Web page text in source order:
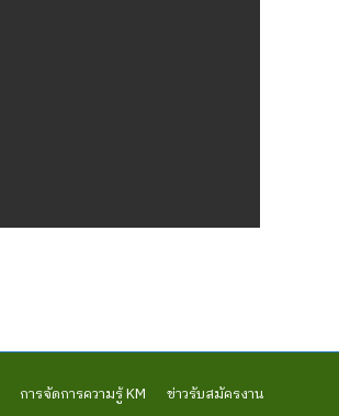
การจัดการความรู้ KM
ข่าวรับสมัครงาน